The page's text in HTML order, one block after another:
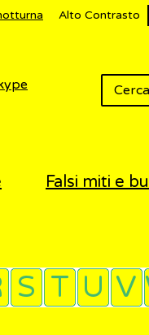
Alto Contrasto
Falsi miti e